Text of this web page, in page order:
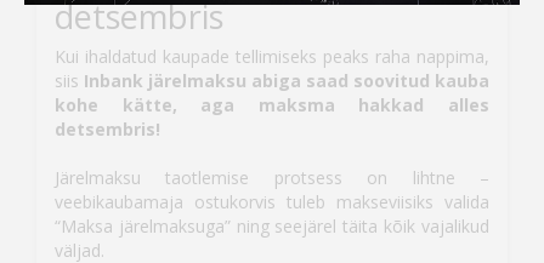
detsembris
Kui ihaldatud kaupade tellimiseks peaks raha nappima,
siis Inbank järelmaksu abiga saad soovitud kauba
kohe kätte, aga maksma hakkad alles
detsembris!
Järelmaksu taotlemise protsess on lihtne –
veebikaubamaja ostukorvis tuleb makseviisiks valida
“Maksa järelmaksuga” ning seejärel täita kõik vajalikud
väljad.